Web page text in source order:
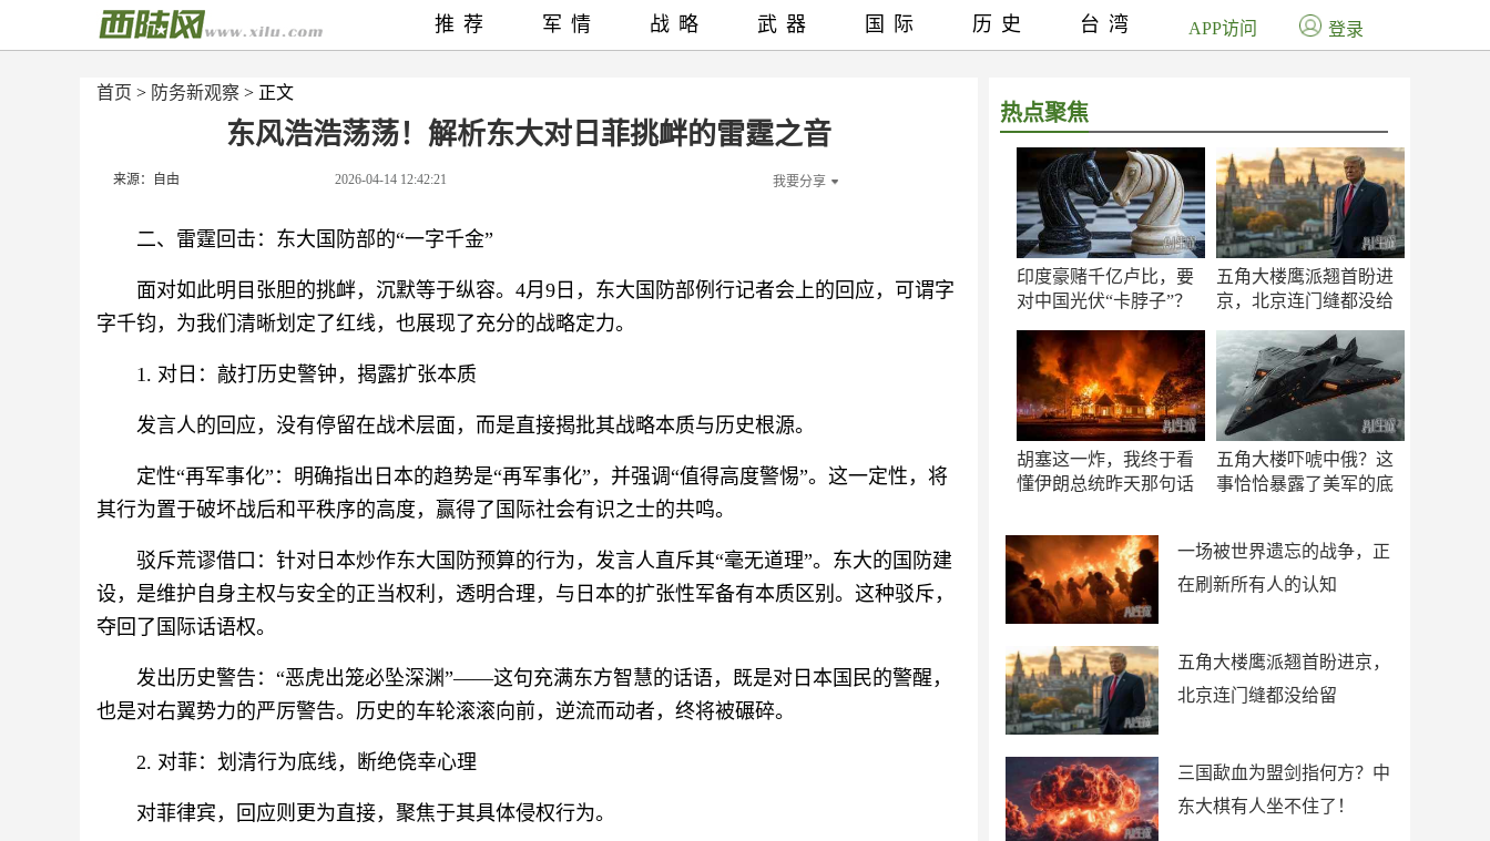
首页 > 防务新观察 > 正文
东风浩浩荡荡！解析东大对日菲挑衅的雷霆之音
来源：自由 2026-04-14 12:42:21 我要分享
二、雷霆回击：东大国防部的“一字千金”
面对如此明目张胆的挑衅，沉默等于纵容。4月9日，东大国防部例行记者会上的回应，可谓字
字千钧，为我们清晰划定了红线，也展现了充分的战略定力。
1. 对日：敲打历史警钟，揭露扩张本质
发言人的回应，没有停留在战术层面，而是直接揭批其战略本质与历史根源。
定性“再军事化”‍：明确指出日本的趋势是“再军事化”，并强调“值得高度警惕”。这一定性，将
其行为置于破坏战后和平秩序的高度，赢得了国际社会有识之士的共鸣。
驳斥荒谬借口：针对日本炒作东大国防预算的行为，发言人直斥其“毫无道理”。东大的国防建
设，是维护自身主权与安全的正当权利，透明合理，与日本的扩张性军备有本质区别。这种驳斥，
夺回了国际话语权。
发出历史警告：“恶虎出笼必坠深渊”——这句充满东方智慧的话语，既是对日本国民的警醒，
也是对右翼势力的严厉警告。历史的车轮滚滚向前，逆流而动者，终将被碾碎。
2. 对菲：划清行为底线，断绝侥幸心理
对菲律宾，回应则更为直接，聚焦于其具体侵权行为。
热点聚焦
印度豪赌千亿卢比，要
对中国光伏“卡脖子”？
五角大楼鹰派翘首盼进
京，北京连门缝都没给
胡塞这一炸，我终于看
懂伊朗总统昨天那句话
五角大楼吓唬中俄？这
事恰恰暴露了美军的底
一场被世界遗忘的战争，正
在刷新所有人的认知
五角大楼鹰派翘首盼进京，
北京连门缝都没给留
三国歃血为盟剑指何方？中
东大棋有人坐不住了！
推荐 军情 战略 武器 国际 历史 台湾 APP访问 登录